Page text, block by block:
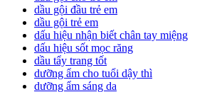
dầu gội đầu trẻ em
dầu gội trẻ em
dấu hiệu nhận biết chân tay miệng
dấu hiệu sốt mọc răng
dầu tẩy trang tốt
dưỡng ẩm cho tuổi dậy thì
dưỡng ẩm sáng da